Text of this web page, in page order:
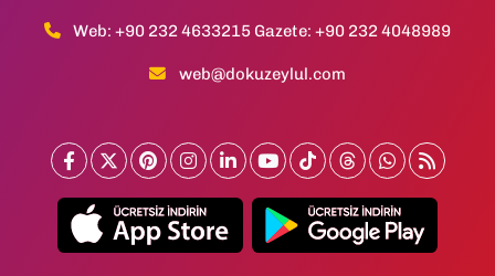
Web: +90 232 4633215 Gazete: +90 232 4048989
web@dokuzeylul.com